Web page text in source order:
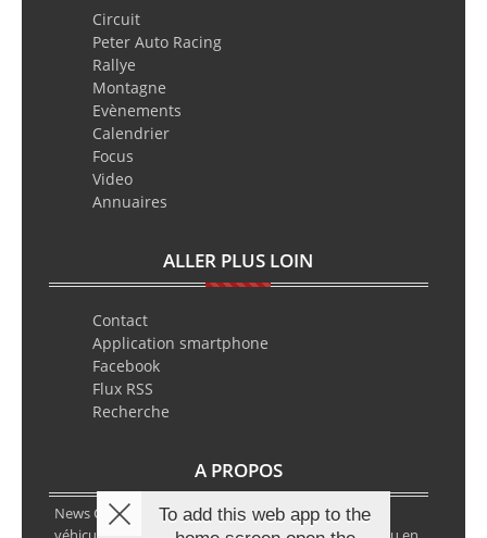
Circuit
Peter Auto Racing
Rallye
Montagne
Evènements
Calendrier
Focus
Video
Annuaires
ALLER PLUS LOIN
Contact
Application smartphone
Facebook
Flux RSS
Recherche
A PROPOS
News Classic Racing est le portail de l’actualité du
To add this web app to the